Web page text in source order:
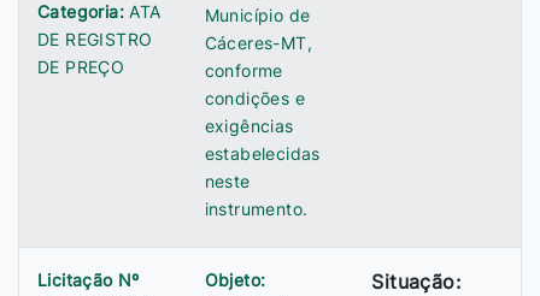
Categoria:ATA
DE REGISTRO
DE PREÇO
Município de
Cáceres-MT,
conforme
condições e
exigências
estabelecidas
neste
instrumento.
Licitação Nº
Objeto:
Situação: